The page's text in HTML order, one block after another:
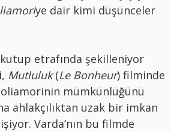
ye dair kimi düşünceler
etrafında şekilleniyor
Mutluluk(Le Bonheur) filminde
mümkünlüğünü
ahlakçılıktan uzak bir imkan
Varda’nın bu filmde